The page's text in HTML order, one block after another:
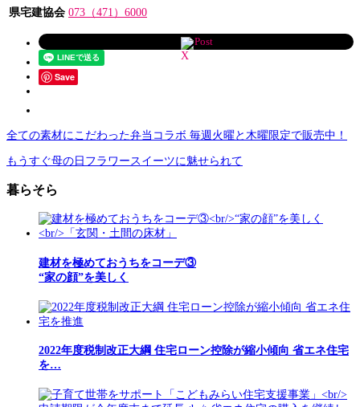
県宅建協会 073（471）6000
Post
Save
全ての素材にこだわった弁当コラボ 毎週火曜と木曜限定で販売中！
もうすぐ母の日フラワースイーツに魅せられて
暮らそら
建材を極めておうちをコーデ③
“家の顔”を美しく
2022年度税制改正大綱 住宅ローン控除が縮小傾向 省エネ住宅
を…